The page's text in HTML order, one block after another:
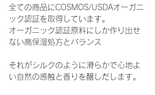
全ての商品にCOSMOS/USDAオーガニ
ック認証を取得しています。
オーガニック認証原料にしか作り出せ
ない高保湿処方とバランス
それがシルクのように滑らかで心地よ
い自然の感触と香りを醸しだします。